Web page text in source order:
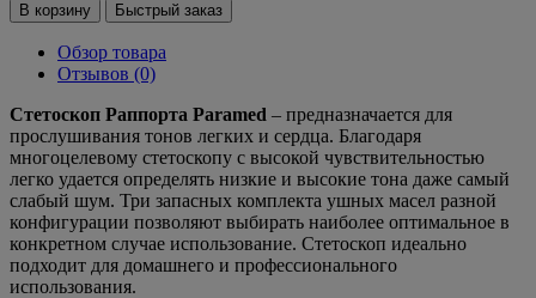
В корзину
Быстрый заказ
Обзор товара
Отзывов (0)
Стетоскоп Раппорта Paramed – предназначается для
прослушивания тонов легких и сердца. Благодаря
многоцелевому стетоскопу с высокой чувствительностью
легко удается определять низкие и высокие тона даже самый
слабый шум. Три запасных комплекта ушных масел разной
конфигурации позволяют выбирать наиболее оптимальное в
конкретном случае использование. Стетоскоп идеально
подходит для домашнего и профессионального
использования.